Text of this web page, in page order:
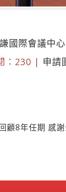
國際會議中
：230 | 申請
顧8年任期 感